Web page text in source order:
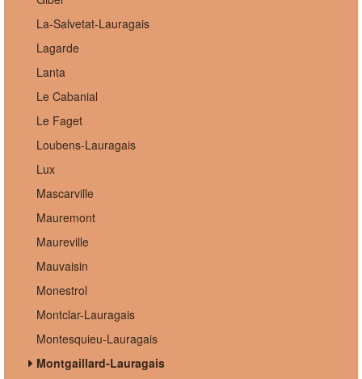
La-Salvetat-Lauragais
Lagarde
Lanta
Le Cabanial
Le Faget
Loubens-Lauragais
Lux
Mascarville
Mauremont
Maureville
Mauvaisin
Monestrol
Montclar-Lauragais
Montesquieu-Lauragais
Montgaillard-Lauragais